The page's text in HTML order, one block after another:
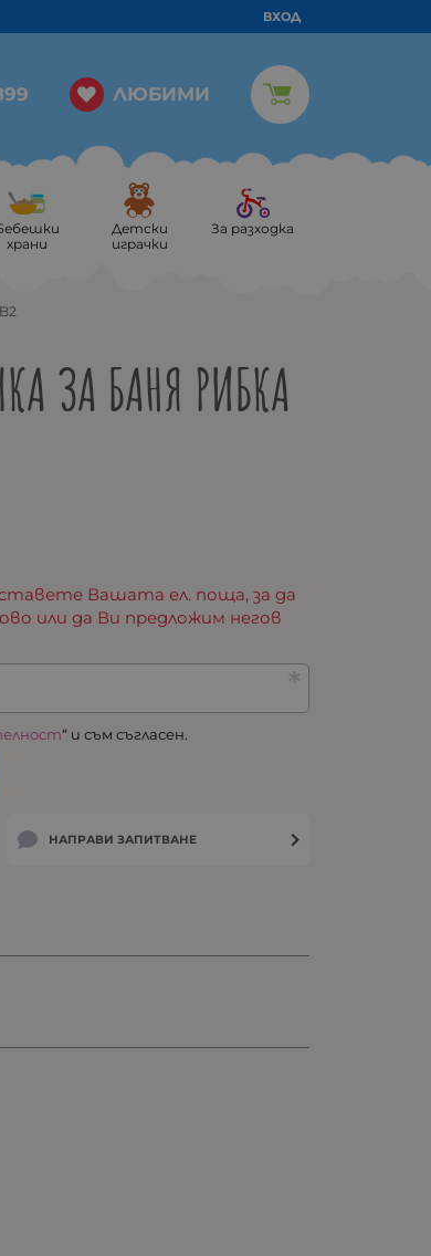
ВХОД
ЛЮБИМИ
храни
Детски
играчки
За разходка
ЗА БАНЯ РИБКА
Вашата ел. поща, за да
или да Ви предложим негов
“ и съм съгласен.
НАПРАВИ ЗАПИТВАНЕ